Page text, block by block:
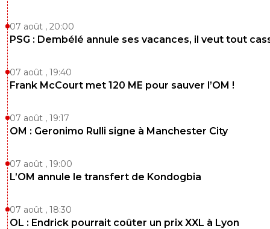
07 août , 20:00
PSG : Dembélé annule ses vacances, il veut tout
07 août , 19:40
Frank McCourt met 120 ME pour sauver l’OM !
07 août , 19:17
OM : Geronimo Rulli signe à Manchester City
07 août , 19:00
L’OM annule le transfert de Kondogbia
07 août , 18:30
OL : Endrick pourrait coûter un prix XXL à Lyon